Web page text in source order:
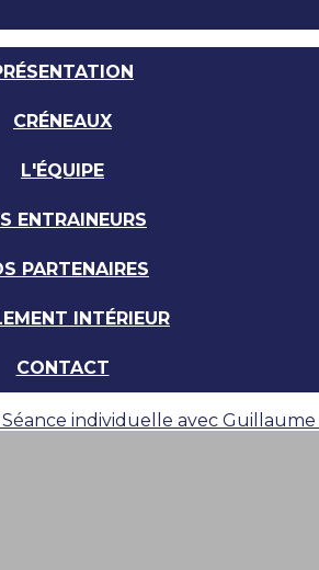
CRÉNEAUX
L'ÉQUIPE
ENTRAINEURS
PARTENAIRES
INTÉRIEUR
CONTACT
Séance individuelle avec Guillaume